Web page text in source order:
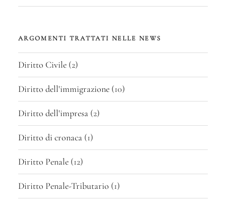
ARGOMENTI TRATTATI NELLE NEWS
Diritto Civile (2)
Diritto dell'immigrazione (10)
Diritto dell'impresa (2)
Diritto di cronaca (1)
Diritto Penale (12)
Diritto Penale-Tributario (1)